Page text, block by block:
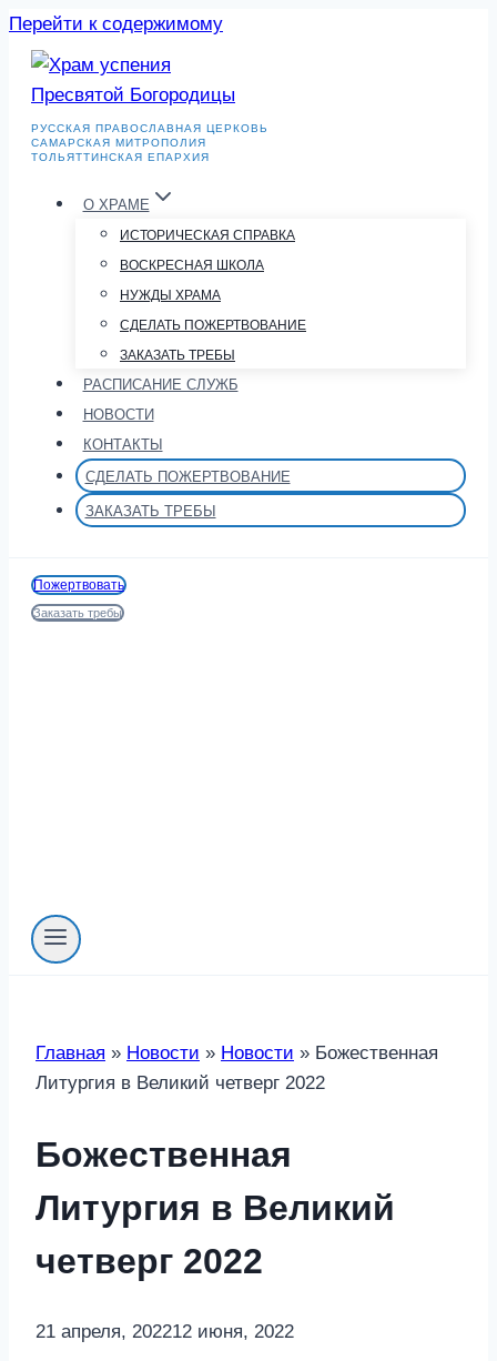
Перейти к содержимому
РУССКАЯ ПРАВОСЛАВНАЯ ЦЕРКОВЬ
САМАРСКАЯ МИТРОПОЛИЯ
ТОЛЬЯТТИНСКАЯ ЕПАРХИЯ
О ХРАМЕ
ИСТОРИЧЕСКАЯ СПРАВКА
ВОСКРЕСНАЯ ШКОЛА
НУЖДЫ ХРАМА
СДЕЛАТЬ ПОЖЕРТВОВАНИЕ
ЗАКАЗАТЬ ТРЕБЫ
РАСПИСАНИЕ СЛУЖБ
НОВОСТИ
КОНТАКТЫ
СДЕЛАТЬ ПОЖЕРТВОВАНИЕ
ЗАКАЗАТЬ ТРЕБЫ
Пожертвовать
Заказать требы
Главная » Новости » Новости » Божественная
Литургия в Великий четверг 2022
Божественная
Литургия в Великий
четверг 2022
21 апреля, 202212 июня, 2022